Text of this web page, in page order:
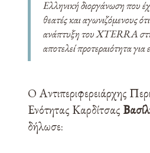
Ελληνική διοργάνωση που
θεατές και αγωνιζόμενους
ανάπτυξη του XTERRA
αποτελεί προτεραιότητα για
O Αντιπεριφερειάρχης
Ενότητας Καρδίτσας
δήλωσε: